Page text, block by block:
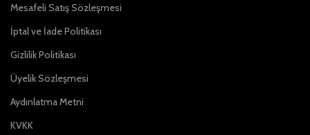
Mesafeli Satış Sözleşmesi
İptal ve İade Politikası
Gizlilik Politikası
Üyelik Sözleşmesi
Aydınlatma Metni
KVKK